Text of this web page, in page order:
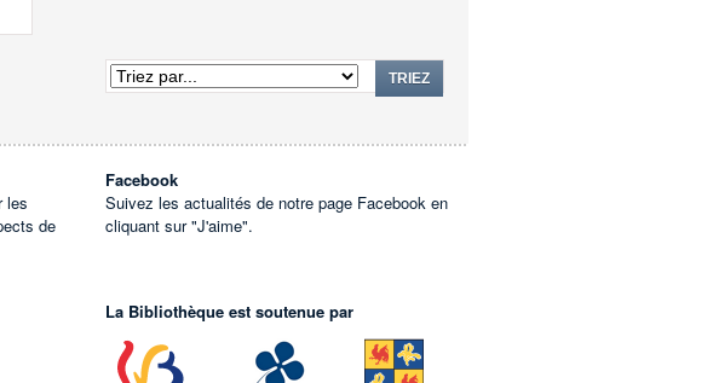
TRIEZ
les
de
Facebook
Suivez les actualités de notre page Facebook en
cliquant sur "J'aime".
La Bibliothèque est soutenue par